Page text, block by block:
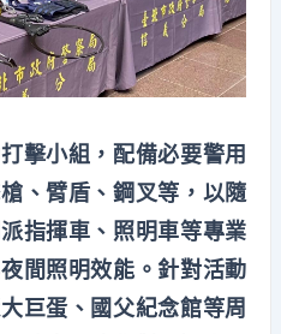
擊小組，配備必要警用
、臂盾、鋼叉等，以隨
指揮車、照明車等專業
間照明效能。針對活動
巨蛋、國父紀念館等周